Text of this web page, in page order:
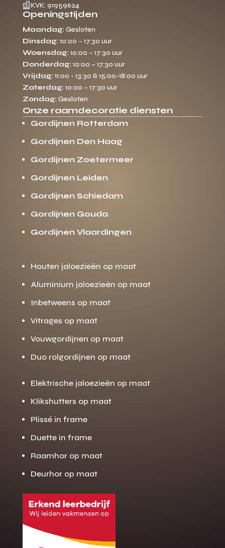
Gratis offerte
 KVK: 91959624
Openingstijden
Maandag: Gesloten
Dinsdag: 10:00 – 17:30 uur
Woensdag: 10:00 – 17:30 uur
Donderdag: 10:00 – 17:30 uur
Vrijdag: 11:00 - 13:30 & 15:00-18:00 uur
Zaterdag: 10:00 – 17:30 uur
Zondag: Gesloten
Onze raamdecoratie diensten
Gordijnen Rotterdam
Gordijnen Den Haag
Gordijnen Zoetermeer
Gordijnen Leiden
Gordijnen Schiedam
Gordijnen Gouda
Gordijnen Vlaardingen
Houten jaloezieën op maat
Aluminium jaloezieën op maat
Inbetweens op maat
Vitrages op maat
Vouwgordijnen op maat
Duo rolgordijnen op maat
Elektrische jaloezieën op maat
Klikshutters op maat
Plissé in frame
Duette in frame
Raamhor op maat
Deurhor op maat